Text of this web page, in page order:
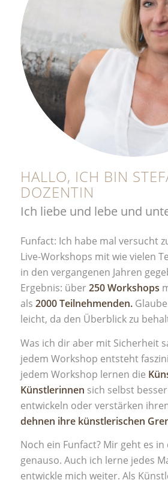
HALLO, ICH BIN
DOZENTIN
Ich liebe und lebe und
Funfact: Ich habe mal versucht
Live-Workshops mit wie vielen
in den vergangenen Jahren
Ergebnis: über250 Workshops
als 2000 Teilnehmenden.
leicht, da den Überblick zu
Was ich dir aber mit Sicherheit
jedem Workshop entsteht
jedem Workshop lernen die
Künstlerinnen sich selbst
entwickeln oder verstärken
dehnen ihre künstlerischen
Noch ein Funfact? Mir geht es
genauso. Auch ich lerne jedes
entwickle mich weiter. Als